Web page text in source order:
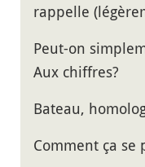
rappelle
Peut-on
Aux chiffres?
Bateau,
Comment ça se